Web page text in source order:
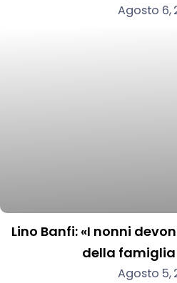
Agosto 6,
Lino Banfi: «I nonni
della
Agosto 5,